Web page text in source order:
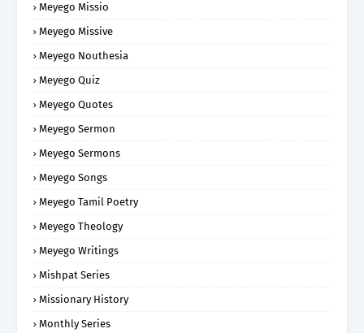
Meyego Missio
Meyego Missive
Meyego Nouthesia
Meyego Quiz
Meyego Quotes
Meyego Sermon
Meyego Sermons
Meyego Songs
Meyego Tamil Poetry
Meyego Theology
Meyego Writings
Mishpat Series
Missionary History
Monthly Series